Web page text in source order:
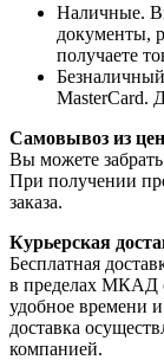
Наличные.
документы,
получаете
MasterCard.
Самовывоз из
Вы можете забрать
При получении
заказа.
Курьерская
Бесплатная
в пределах МКАД
удобное времени
доставка
компанией.